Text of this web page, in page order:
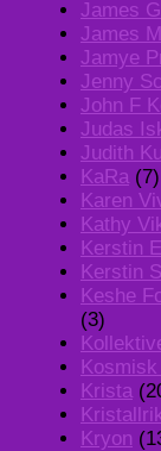
James
James
Jamye
Jenny
John F
Judas
Judith
KaRa (7)
Karen
Kathy
Kerstin
Kerstin
Keshe
(3)
Krista
Kryon